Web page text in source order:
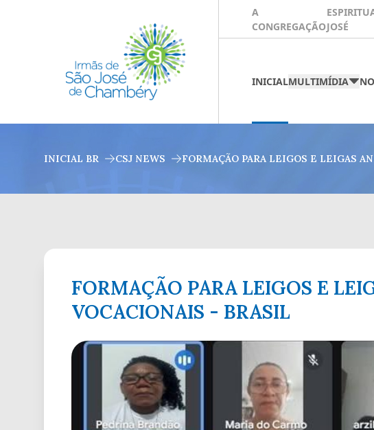
A
CONGREGAÇÃOJOSÉ
INICIALMULTIMÍDIA
INICIAL BR CSJ NEWS FORMAÇÃO PARA LEIGOS E LEIGAS
FORMAÇÃO PARA LEIGOS E
VOCACIONAIS - BRASIL